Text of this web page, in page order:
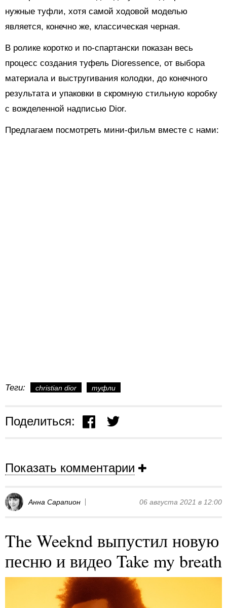
нужные туфли, хотя самой ходовой моделью
является, конечно же, классическая черная.
В ролике коротко и по-спартански показан весь
процесс создания туфель Dioressence, от выбора
материала и выстругивания колодки, до конечного
результата и упаковки в скромную стильную коробку
с вожделенной надписью Dior.
Предлагаем посмотреть мини-фильм вместе с нами:
Теги: christian dior туфли
Поделиться:
Показать комментарии
Анна Сарапион 06 августа 2021 в 12:00
The Weeknd выпустил новую
песню и видео Take my breath